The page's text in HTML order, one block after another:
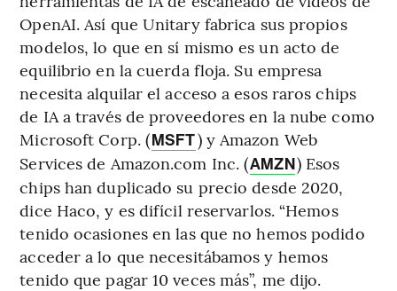
OpenAI. Así que Unitary fabrica sus propios
modelos, lo que en sí mismo es un acto de
equilibrio en la cuerda floja. Su empresa
necesita alquilar el acceso a esos raros chips
de IA a través de proveedores en la nube como
Microsoft Corp. (MSFT) y Amazon Web
Services de Amazon.com Inc. (AMZN) Esos
chips han duplicado su precio desde 2020,
dice Haco, y es difícil reservarlos. “Hemos
tenido ocasiones en las que no hemos podido
acceder a lo que necesitábamos y hemos
tenido que pagar 10 veces más”, me dijo.